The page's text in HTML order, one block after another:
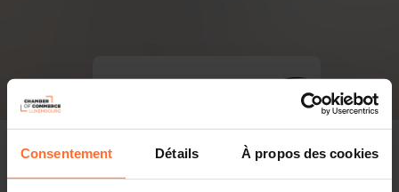
Consentement Détails À propos des cookies